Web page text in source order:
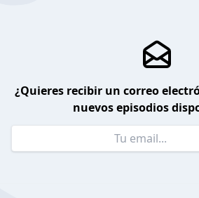
¿Quieres recibir un correo
nuevos episodios